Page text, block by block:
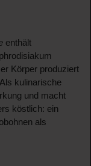
enthält
Körper produziert
kulinarische
und macht
köstlich: ein
als